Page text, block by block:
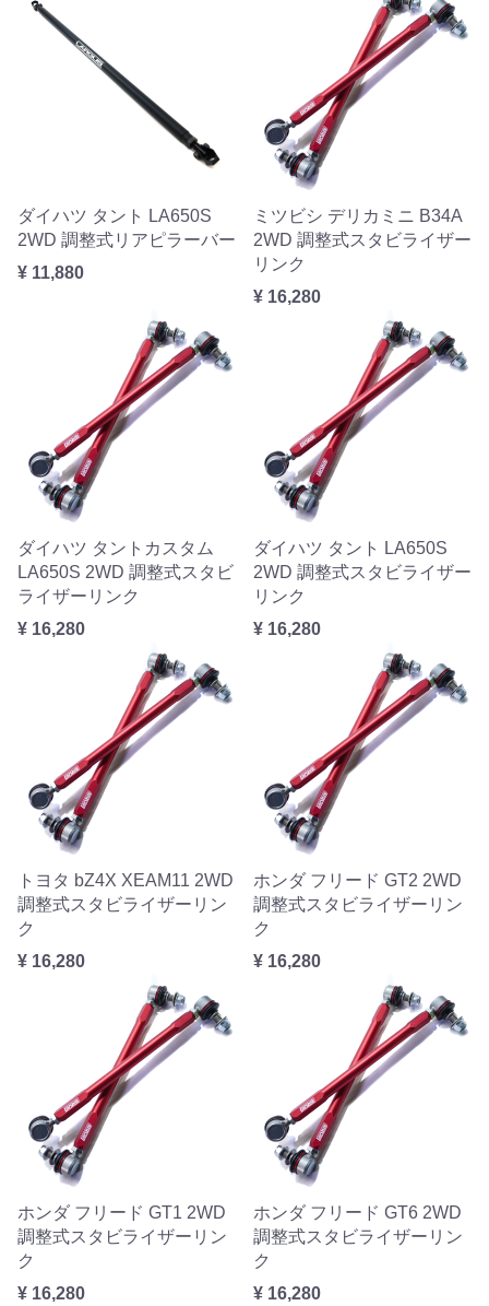
ダイハツ タント LA650S
2WD 調整式リアピラーバー
¥ 11,880
ミツビシ デリカミニ B34A
2WD 調整式スタビライザー
リンク
¥ 16,280
ダイハツ タントカスタム
LA650S 2WD 調整式スタビ
ライザーリンク
¥ 16,280
ダイハツ タント LA650S
2WD 調整式スタビライザー
リンク
¥ 16,280
トヨタ bZ4X XEAM11 2WD
調整式スタビライザーリン
ク
¥ 16,280
ホンダ フリード GT2 2WD
調整式スタビライザーリン
ク
¥ 16,280
ホンダ フリード GT1 2WD
調整式スタビライザーリン
ク
¥ 16,280
ホンダ フリード GT6 2WD
調整式スタビライザーリン
ク
¥ 16,280